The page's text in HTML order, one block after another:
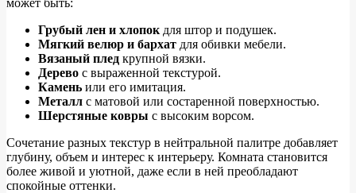
Грубый лен и хлопок для штор и подушек.
Мягкий велюр и бархат для обивки мебели.
Вязаный плед крупной вязки.
Дерево с выраженной текстурой.
Камень или его имитация.
Металл с матовой или состаренной поверхностью.
Шерстяные ковры с высоким ворсом.
Сочетание разных текстур в нейтральной палитре добавляет
глубину, объем и интерес к интерьеру. Комната становится
более живой и уютной, даже если в ней преобладают
спокойные оттенки.